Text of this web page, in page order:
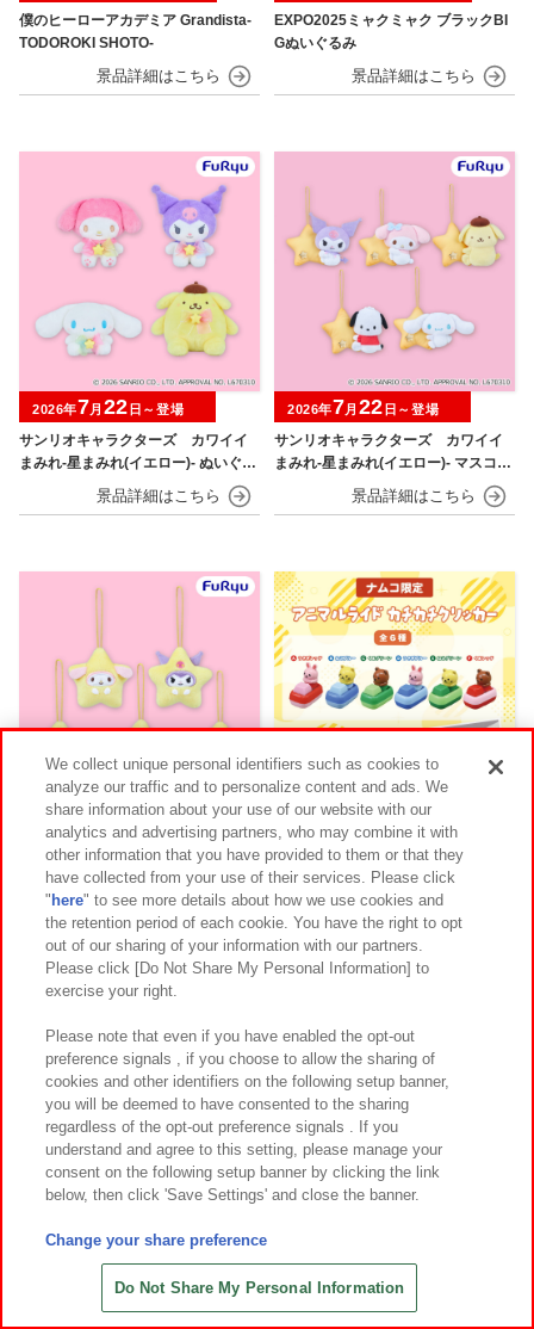
僕のヒーローアカデミア Grandista-
TODOROKI SHOTO-
EXPO2025ミャクミャク ブラックBI
Gぬいぐるみ
サンリオキャラクターズ カワイイ
まみれ-星まみれ(イエロー)- ぬいぐる
2026年7月 22 日～登場
サンリオキャラクターズ カワイイ
まみれ-星まみれ(イエロー)- マスコッ
2026年7月 22 日～登場
サンリオキャラクターズ カワイイ
まみれ-星まみれ(イエロー)- ミニマス
コット
2026年7月22日～登場
アニマルライド カチカチクリッカー
2026年7月21日～登場
ガラケーフィギュアキーホルダー
2026年7月 20日～登場
ほねほねスケルトンアクションフィ
We collect unique personal identifiers such as cookies to
analyze our traffic and to personalize content and ads. We
share information about your use of our website with our
analytics and advertising partners, who may combine it with
other information that you have provided to them or that they
have collected from your use of their services. Please click
" here" to see more details about how we use cookies and
the retention period of each cookie. You have the right to opt
out of our sharing of your information with our partners.
Please click [Do Not Share My Personal Information] to
exercise your right.
Please note that even if you have enabled the opt-out
preference signals , if you choose to allow the sharing of
cookies and other identifiers on the following setup banner,
you will be deemed to have consented to the sharing
regardless of the opt-out preference signals . If you
understand and agree to this setting, please manage your
consent on the following setup banner by clicking the link
below, then click 'Save Settings' and close the banner.
Change your share preference
Do Not Share My Personal Information